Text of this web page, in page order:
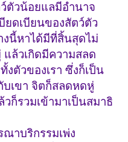
ตัวน้อยแลมีอำนาจ
ยดเบียนของสัตว์ตัว
นี้หาได้มีที่สิ้นสุดไม่
แล้วเกิดมีความสลด
งตัวของเรา ซึ่งก็เป็น
บเขา จิตก็สลดหดหู่
ก็รวมเข้ามาเป็นสมาธิ
ณาบริกรรมเพ่ง